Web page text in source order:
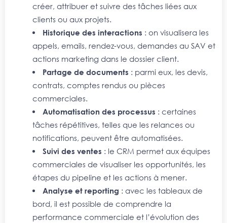
créer, attribuer et suivre des tâches liées aux
clients ou aux projets.
Historique des interactions : on visualisera les
appels, emails, rendez-vous, demandes au SAV et
actions marketing dans le dossier client.
Partage de documents : parmi eux, les devis,
contrats, comptes rendus ou pièces
commerciales.
Automatisation des processus : certaines
tâches répétitives, telles que les relances ou
notifications, peuvent être automatisées.
Suivi des ventes : le CRM permet aux équipes
commerciales de visualiser les opportunités, les
étapes du pipeline et les actions à mener.
Analyse et reporting : avec les tableaux de
bord, il est possible de comprendre la
performance commerciale et l’évolution des